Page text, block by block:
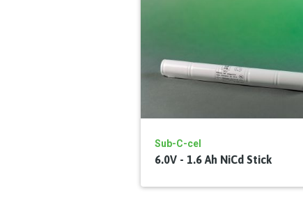
Sub-C-cel
6.0V - 1.6 Ah NiCd Stick